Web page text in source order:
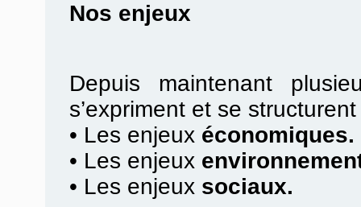
Nos enjeux
Depuis maintenant
s’expriment et se
• Les enjeux économiques.
• Les enjeux
• Les enjeux sociaux.